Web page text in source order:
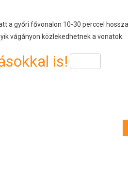
a győri fővonalon 10-30 perccel
vágányon közlekedhetnek a vonatok.
is!